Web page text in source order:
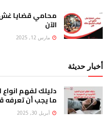
محامي قضايا
الآن
مارس 12, 2025
أخبار حديثة
دليلك لفهم
ما يجب أن تعرفه
أبريل 30, 2025